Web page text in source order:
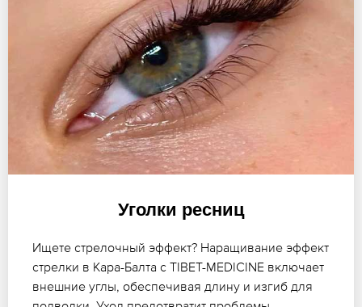
Уголки ресниц
Ищете стрелочный эффект? Наращивание эффект
стрелки в Кара-Балта с TIBET-MEDICINE включает
внешние углы, обеспечивая длину и изгиб для